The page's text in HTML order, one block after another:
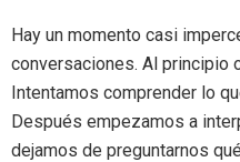
Hay un momento casi
conversaciones. Al principio
Intentamos comprender lo
Después empezamos a
dejamos de preguntarnos